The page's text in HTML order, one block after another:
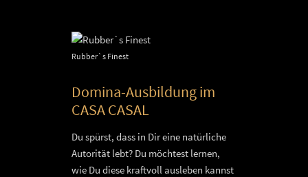
Rubber`s Finest
Domina-Ausbildung im
CASA CASAL
Du spürst, dass in Dir eine natürliche
Autorität lebt? Du möchtest lernen,
wie Du diese kraftvoll ausleben kannst